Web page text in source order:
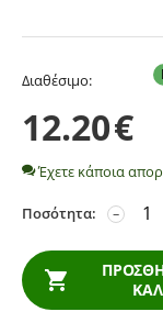
Διαθέσιμο:
12.20€
Έχετε κάποια
Ποσότητα: −